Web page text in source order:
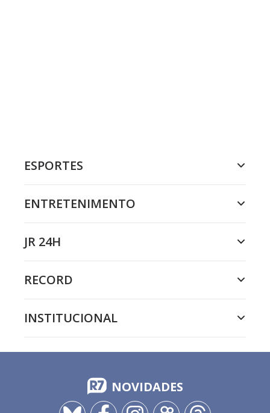
ESPORTES
ENTRETENIMENTO
JR 24H
RECORD
INSTITUCIONAL
NOVIDADES